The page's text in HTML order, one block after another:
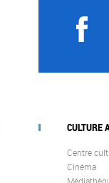
CULTURE
Centre
Cinéma